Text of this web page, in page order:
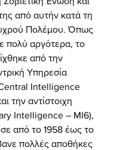
από αυτήν κατά τη
Πολέμου. Όπως
πολύ αργότερα, το
από την
Υπηρεσία
Intelligence
την αντίστοιχη
Intelligence – MI6),
από το 1958 έως το
πολλές αποθήκες